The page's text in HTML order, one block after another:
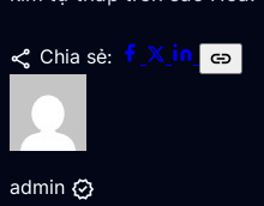
share Chia sẻ: link
admin verified